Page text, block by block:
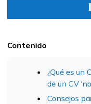
Contenido
¿Qué es un
de un CV
Consejos